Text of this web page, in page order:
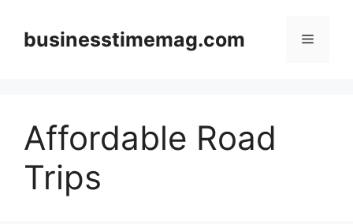
contentbusinesstimemag.com Menu
Affordable Road
Trips